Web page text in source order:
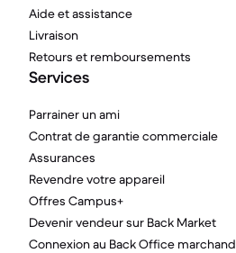
Aide et assistance
Livraison
Retours et remboursements
Services
Parrainer un ami
Contrat de garantie commerciale
Assurances
Revendre votre appareil
Offres Campus+
Devenir vendeur sur Back Market
Connexion au Back Office marchand